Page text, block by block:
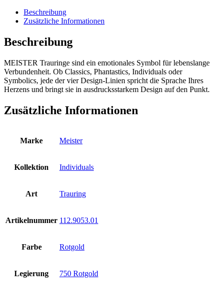
Beschreibung
Zusätzliche Informationen
Beschreibung
MEISTER Trauringe sind ein emotionales Symbol für lebenslange
Verbundenheit. Ob Classics, Phantastics, Individuals oder
Symbolics, jede der vier Design-Linien spricht die Sprache Ihres
Herzens und bringt sie in ausdrucksstarkem Design auf den Punkt.
Zusätzliche Informationen
Marke Meister
Kollektion Individuals
Art Trauring
Artikelnummer 112.9053.01
Farbe Rotgold
Legierung 750 Rotgold